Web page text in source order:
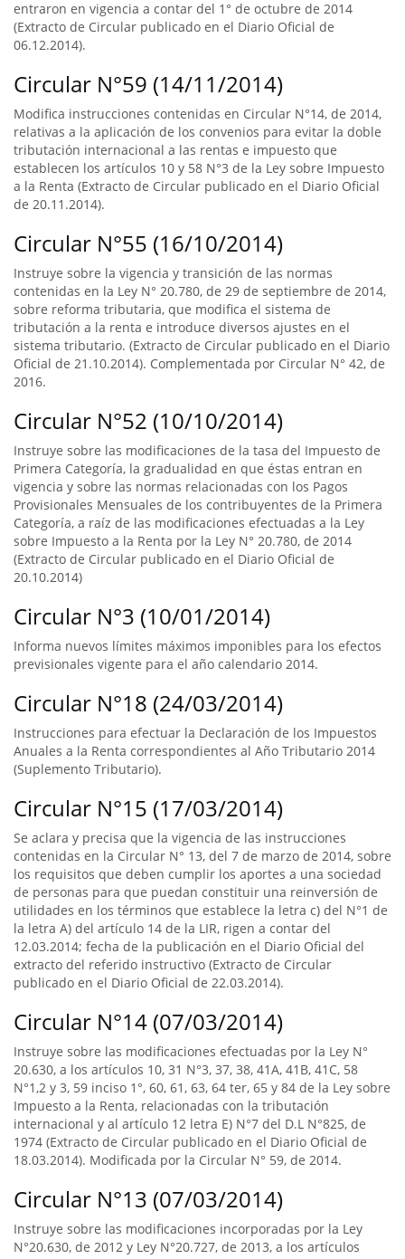
entraron en vigencia a contar del 1° de octubre de 2014
(Extracto de Circular publicado en el Diario Oficial de
06.12.2014).
Circular N°59 (14/11/2014)
Modifica instrucciones contenidas en Circular N°14, de 2014,
relativas a la aplicación de los convenios para evitar la doble
tributación internacional a las rentas e impuesto que
establecen los artículos 10 y 58 N°3 de la Ley sobre Impuesto
a la Renta (Extracto de Circular publicado en el Diario Oficial
de 20.11.2014).
Circular N°55 (16/10/2014)
Instruye sobre la vigencia y transición de las normas
contenidas en la Ley N° 20.780, de 29 de septiembre de 2014,
sobre reforma tributaria, que modifica el sistema de
tributación a la renta e introduce diversos ajustes en el
sistema tributario. (Extracto de Circular publicado en el Diario
Oficial de 21.10.2014). Complementada por Circular N° 42, de
2016.
Circular N°52 (10/10/2014)
Instruye sobre las modificaciones de la tasa del Impuesto de
Primera Categoría, la gradualidad en que éstas entran en
vigencia y sobre las normas relacionadas con los Pagos
Provisionales Mensuales de los contribuyentes de la Primera
Categoría, a raíz de las modificaciones efectuadas a la Ley
sobre Impuesto a la Renta por la Ley N° 20.780, de 2014
(Extracto de Circular publicado en el Diario Oficial de
20.10.2014)
Circular N°3 (10/01/2014)
Informa nuevos límites máximos imponibles para los efectos
previsionales vigente para el año calendario 2014.
Circular N°18 (24/03/2014)
Instrucciones para efectuar la Declaración de los Impuestos
Anuales a la Renta correspondientes al Año Tributario 2014
(Suplemento Tributario).
Circular N°15 (17/03/2014)
Se aclara y precisa que la vigencia de las instrucciones
contenidas en la Circular N° 13, del 7 de marzo de 2014, sobre
los requisitos que deben cumplir los aportes a una sociedad
de personas para que puedan constituir una reinversión de
utilidades en los términos que establece la letra c) del N°1 de
la letra A) del artículo 14 de la LIR, rigen a contar del
12.03.2014; fecha de la publicación en el Diario Oficial del
extracto del referido instructivo (Extracto de Circular
publicado en el Diario Oficial de 22.03.2014).
Circular N°14 (07/03/2014)
Instruye sobre las modificaciones efectuadas por la Ley N°
20.630, a los artículos 10, 31 N°3, 37, 38, 41A, 41B, 41C, 58
N°1,2 y 3, 59 inciso 1°, 60, 61, 63, 64 ter, 65 y 84 de la Ley sobre
Impuesto a la Renta, relacionadas con la tributación
internacional y al artículo 12 letra E) N°7 del D.L N°825, de
1974 (Extracto de Circular publicado en el Diario Oficial de
18.03.2014). Modificada por la Circular N° 59, de 2014.
Circular N°13 (07/03/2014)
Instruye sobre las modificaciones incorporadas por la Ley
N°20.630, de 2012 y Ley N°20.727, de 2013, a los artículos